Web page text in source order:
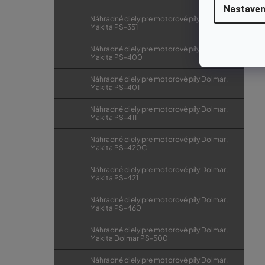
Náhradné diely pre motorové píly Dolmar,
Makita PS-351
Náhradné diely pre motorové píly Dolmar,
Makita PS-400
Náhradné diely pre motorové píly Dolmar,
Makita PS-401
Náhradné diely pre motorové píly Dolmar,
Makita PS-411
Náhradné diely pre motorové píly Dolmar,
Makita PS-420C
Náhradné diely pre motorové píly Dolmar,
Makita PS-421
Náhradné diely pre motorové píly Dolmar,
Makita PS-460
Náhradné diely pre motorové píly Dolmar,
Makita Dolmar PS-500
Náhradné diely pre motorové píly Dolmar,